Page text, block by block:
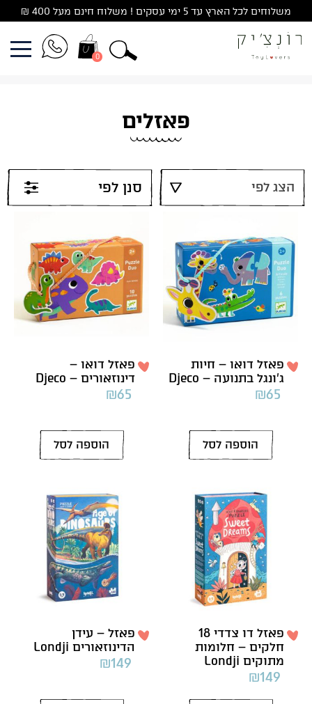
to
content
משלוחים לכל הארץ עד 5 ימי עסקים ! משלוח חינם מעל 400 ₪
0
פאזלים
סנן לפי
פאזל דואו – חיות
ג’ונגל בתנועה – Djeco
₪65
הוספה לסל
פאזל דואו –
דינוזאורים – Djeco
₪65
הוספה לסל
פאזל דו צדדי 18
חלקים – חלומות
מתוקים Londji
₪149
פאזל – עידן
הדינוזאורים Londji
₪149